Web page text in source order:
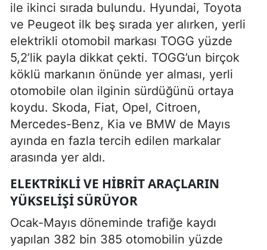
ile ikinci sırada bulundu. Hyundai, Toyota
ve Peugeot ilk beş sırada yer alırken, yerli
elektrikli otomobil markası TOGG yüzde
5,2’lik payla dikkat çekti. TOGG’un birçok
köklü markanın önünde yer alması, yerli
otomobile olan ilginin sürdüğünü ortaya
koydu. Skoda, Fiat, Opel, Citroen,
Mercedes-Benz, Kia ve BMW de Mayıs
ayında en fazla tercih edilen markalar
arasında yer aldı.
ELEKTRIKLI VE HIBRIT ARAÇLARIN
YÜKSELIŞI SÜRÜYOR
Ocak-Mayıs döneminde trafiğe kaydı
yapılan 382 bin 385 otomobilin yüzde